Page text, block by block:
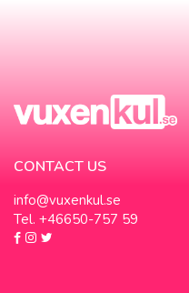
CONTACT US
info@vuxenkul.se
Tel. +46650-757 59